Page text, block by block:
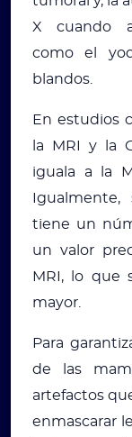
X cuando
como el
blandos.
En estudios
la MRI y la
iguala a la
Igualmente,
tiene un
un valor
MRI, lo que
mayor.
Para
de las
artefactos
enmascarar